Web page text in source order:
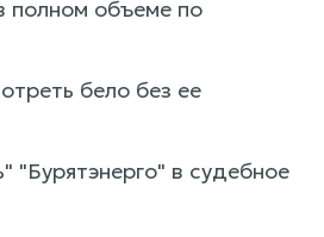
полном объеме по
бело без ее
в судебное